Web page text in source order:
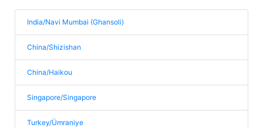
India/Navi Mumbai (Ghansoli)
China/Shizishan
China/Haikou
Singapore/Singapore
Turkey/Ümraniye